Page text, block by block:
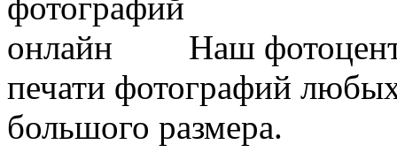
Наш
печати фотографий
большого размера.